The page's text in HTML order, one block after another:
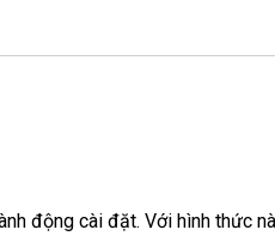
động cài đặt. Với hình thức